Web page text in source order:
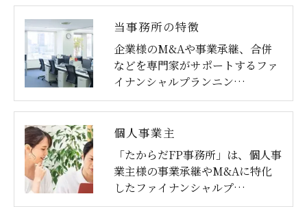
当事務所の特徴
企業様のM&Aや事業承継、合併
などを専門家がサポートするファ
イナンシャルプランニン…
個人事業主
「たからだFP事務所」は、個人事
業主様の事業承継やM&Aに特化
したファイナンシャルプ…